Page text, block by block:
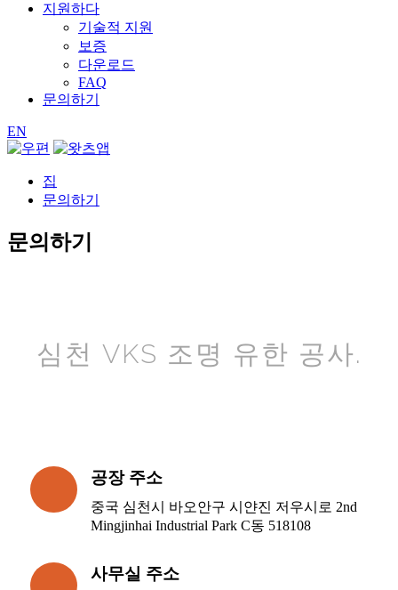
지원하다
기술적 지원
보증
다운로드
FAQ
문의하기
EN
집
문의하기
문의하기
심천 VKS 조명 유한 공사.
공장 주소
중국 심천시 바오안구 시얀진 저우시로 2nd
Mingjinhai Industrial Park C동 518108
사무실 주소